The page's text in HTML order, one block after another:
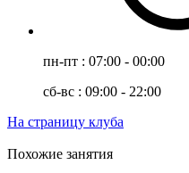
пн-пт : 07:00 - 00:00
сб-вс : 09:00 - 22:00
На страницу клуба
Похожие занятия